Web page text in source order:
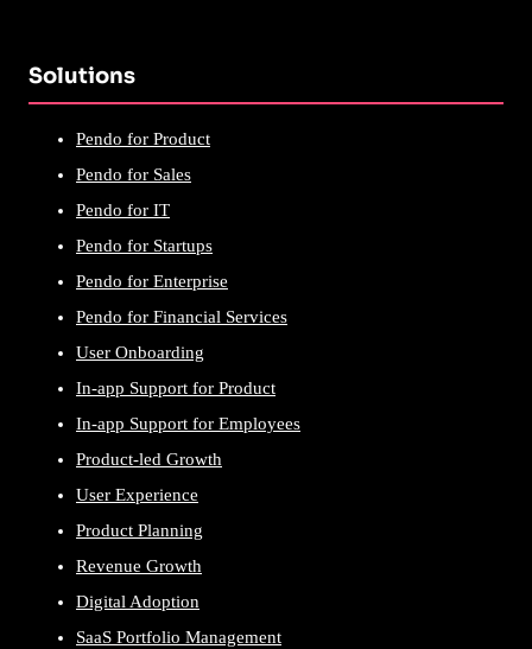
Solutions
Pendo for Product
Pendo for Sales
Pendo for IT
Pendo for Startups
Pendo for Enterprise
Pendo for Financial Services
User Onboarding
In-app Support for Product
In-app Support for Employees
Product-led Growth
User Experience
Product Planning
Revenue Growth
Digital Adoption
SaaS Portfolio Management